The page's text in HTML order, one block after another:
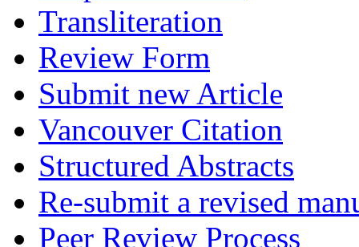
Transliteration
Review Form
Submit new Article
Vancouver Citation
Structured Abstracts
Re-submit a revised
Peer Review Process